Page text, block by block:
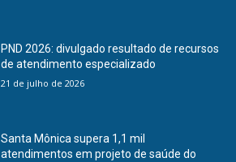
PND 2026: divulgado resultado de recursos
de atendimento especializado
21 de julho de 2026
Santa Mônica supera 1,1 mil
atendimentos em projeto de saúde do